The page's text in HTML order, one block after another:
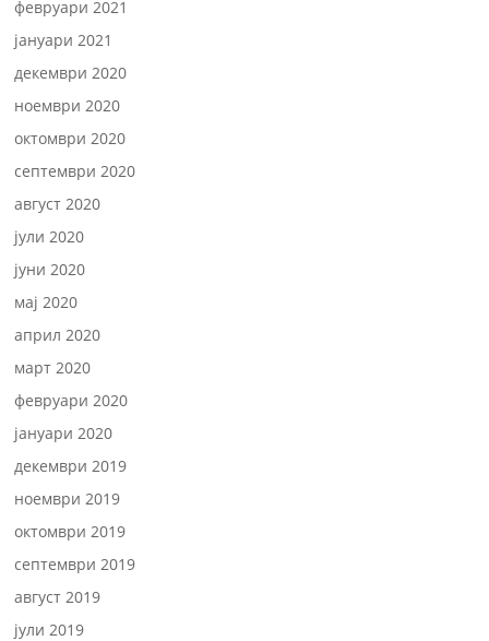
февруари 2021
јануари 2021
декември 2020
ноември 2020
октомври 2020
септември 2020
август 2020
јули 2020
јуни 2020
мај 2020
април 2020
март 2020
февруари 2020
јануари 2020
декември 2019
ноември 2019
октомври 2019
септември 2019
август 2019
јули 2019